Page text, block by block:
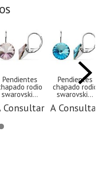
Pendientes
rodio
swarovski...
Consultar
Pendientes
chapado rodio
swarovski...
A Consultar